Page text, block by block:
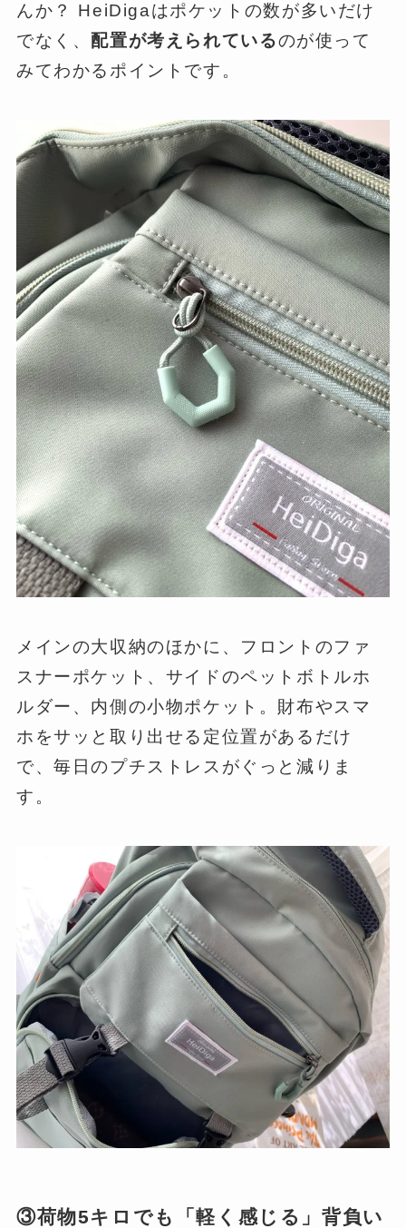
んか？ HeiDigaはポケットの数が多いだけ
でなく、 配置が考えられているのが使って
みてわかるポイントです。
メインの大収納のほかに、フロントのファ
スナーポケット、サイドのペットボトルホ
ルダー、内側の小物ポケット。財布やスマ
ホをサッと取り出せる定位置があるだけ
で、毎日のプチストレスがぐっと減りま
す。
③荷物5キロでも「軽く感じる」背負い